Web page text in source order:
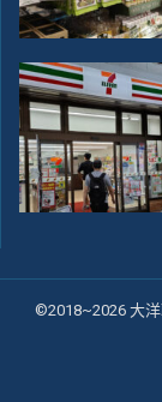
©2018~2026 大